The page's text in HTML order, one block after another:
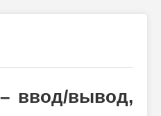
ввод/вывод,